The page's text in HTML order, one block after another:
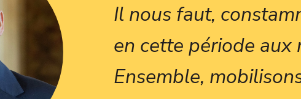
Il nous faut,
en cette période aux
Ensemble,